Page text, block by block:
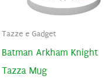
Tazze e Gadget
Batman Arkham Knight
Tazza Mug